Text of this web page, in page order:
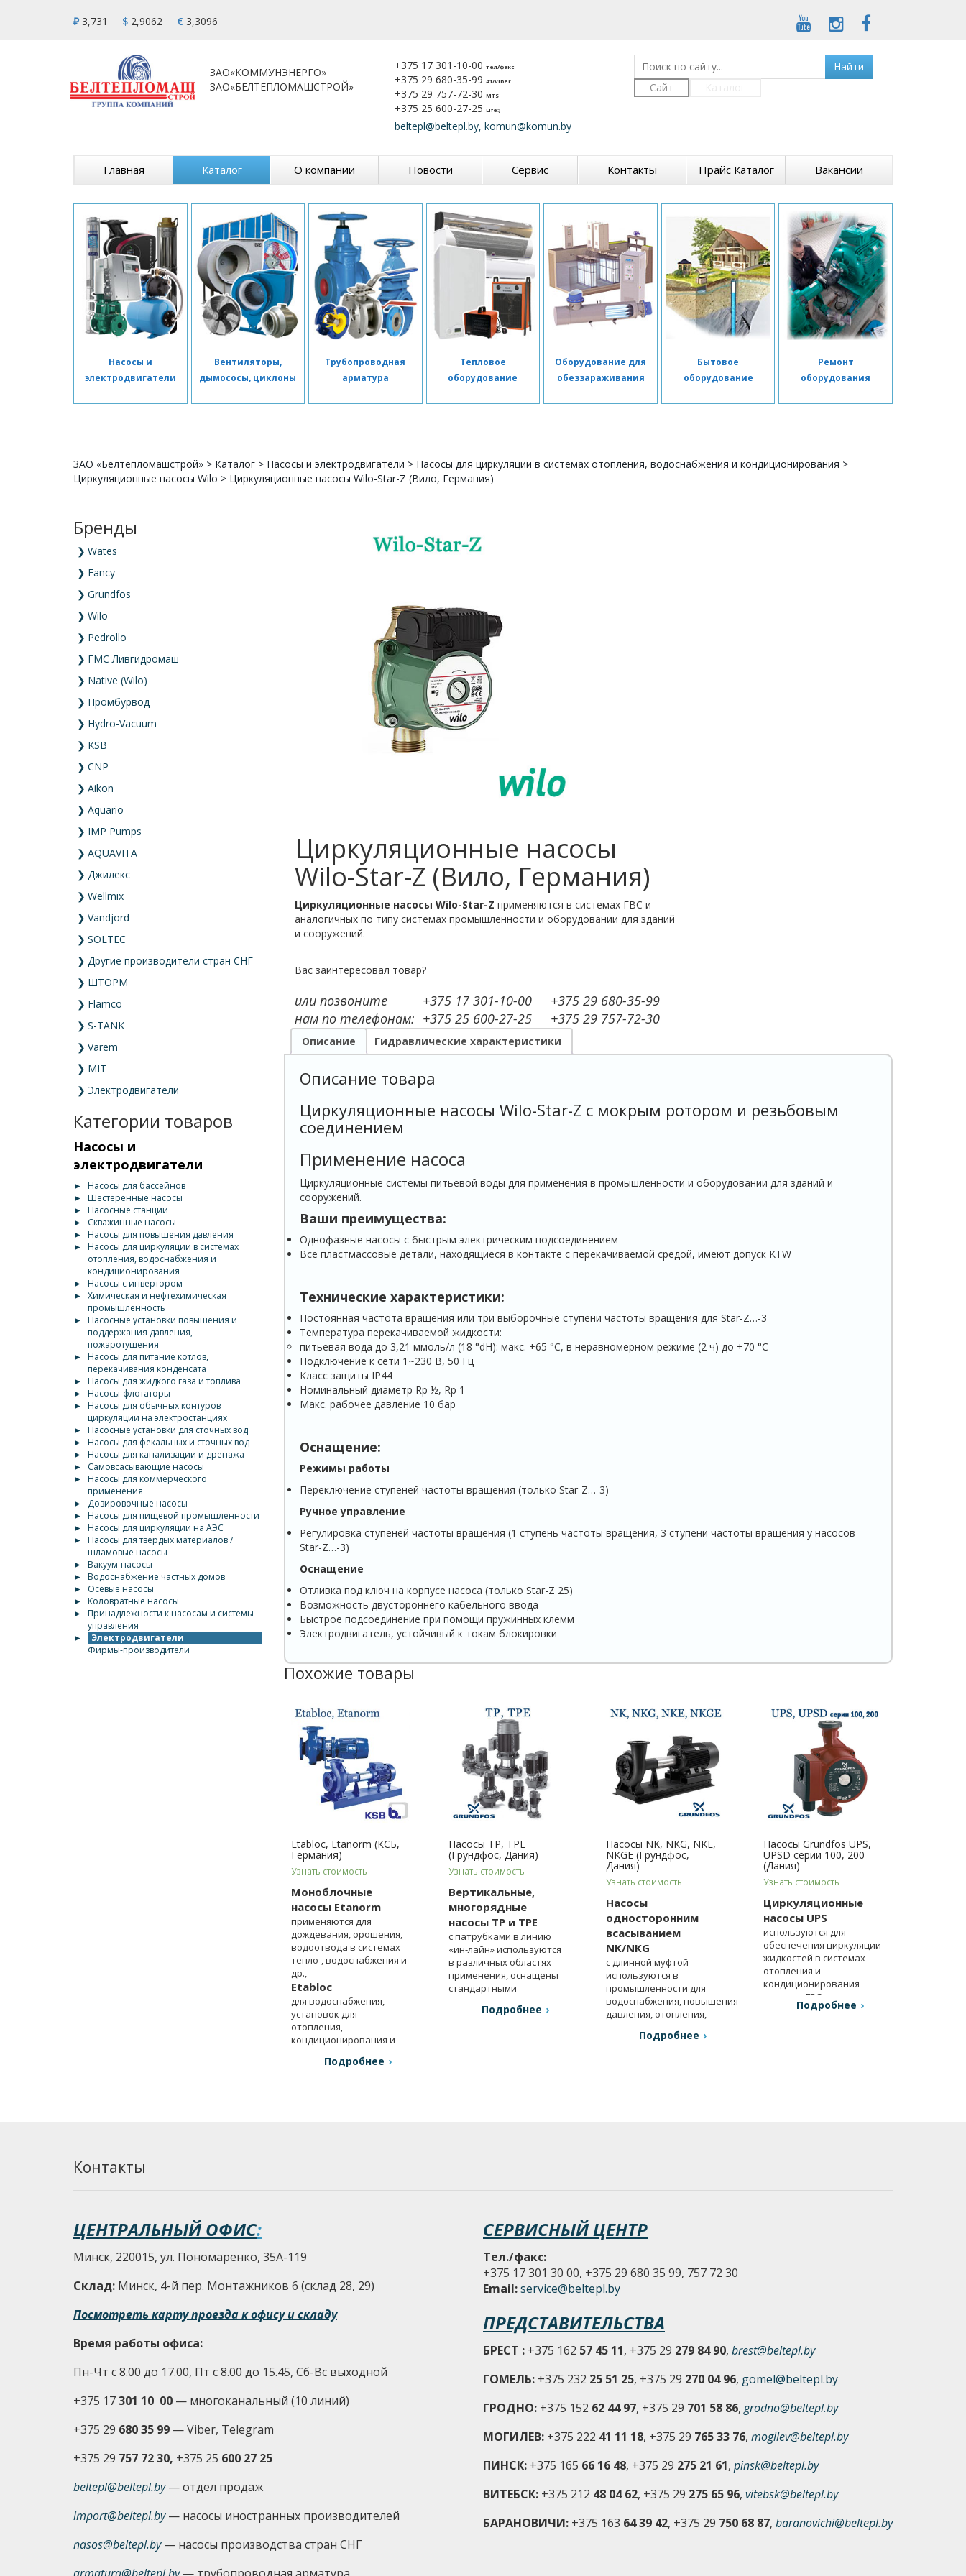
₽ 3,731 $ 2,9062 € 3,3096
ЗАО«КОММУНЭНЕРГО»
ЗАО«БЕЛТЕПЛОМАШСТРОЙ»
+375 17 301-10-00 тел/факс
+375 29 680-35-99 A1/Viber
+375 29 757-72-30 MTS
+375 25 600-27-25 Life:)
beltepl@beltepl.by, komun@komun.by
Найти
Сайт
Главная Каталог О компании Новости Сервис Контакты Прайс Каталог Вакансии
Насосы и
электродвигатели
Вентиляторы,
дымососы, циклоны
Трубопроводная
арматура
Тепловое
оборудование
Оборудование для
обеззараживания
Бытовое
оборудование
Ремонт
оборудования
ЗАО «Белтепломашстрой» > Каталог > Насосы и электродвигатели > Насосы для циркуляции в системах отопления, водоснабжения и кондиционирования >
Циркуляционные насосы Wilo > Циркуляционные насосы Wilo-Star-Z (Вило, Германия)
Бренды
❯ Wates
❯ Fancy
❯ Grundfos
❯ Wilo
❯ Pedrollo
❯ ГМС Ливгидромаш
❯ Native (Wilo)
❯ Промбурвод
❯ Hydro-Vacuum
❯ KSB
❯ CNP
❯ Aikon
❯ Aquario
❯ IMP Pumps
❯ AQUAVITA
❯ Джилекс
❯ Wellmix
❯ Vandjord
❯ SOLTEC
❯ Другие производители стран СНГ
❯ ШТОРМ
❯ Flamco
❯ S-TANK
❯ Varem
❯ MIT
❯ Электродвигатели
Категории товаров
Насосы и
электродвигатели
►
Насосы для бассейнов
►
Шестеренные насосы
►
Насосные станции
►
Скважинные насосы
►
Насосы для повышения давления
►
Насосы для циркуляции в системах
отопления, водоснабжения и
кондиционирования
►
Насосы с инвертором
► Химическая и нефтехимическая
промышленность
►
Насосные установки повышения и
поддержания давления,
пожаротушения
►
Насосы для питание котлов,
перекачивания конденсата
►
Насосы для жидкого газа и топлива
►
Насосы-флотаторы
►
Насосы для обычных контуров
циркуляции на электростанциях
►
Насосные установки для сточных вод
►
Насосы для фекальных и сточных вод
►
Насосы для канализации и дренажа
►
Самовсасывающие насосы
►
Насосы для коммерческого
применения
►
Дозировочные насосы
►
Насосы для пищевой промышленности
►
Насосы для циркуляции на АЭС
►
Насосы для твердых материалов /
шламовые насосы
►
Вакуум-насосы
►
Водоснабжение частных домов
►
Осевые насосы
►
Коловратные насосы
►
Принадлежности к насосам и системы
управления
►
Электродвигатели
Фирмы-производители
Циркуляционные насосы
Wilo-Star-Z (Вило, Германия)
Циркуляционные насосы Wilo-Star-Z применяются в системах ГВС и
аналогичных по типу системах промышленности и оборудовании для зданий
и сооружений.
Вас заинтересовал товар?
или позвоните
нам по телефонам:
+375 17 301-10-00
+375 25 600-27-25
+375 29 680-35-99
+375 29 757-72-30
Описание Гидравлические характеристики
Описание товара
Циркуляционные насосы Wilo-Star-Z с мокрым ротором и резьбовым
соединением
Применение насоса
Циркуляционные системы питьевой воды для применения в промышленности и оборудовании для зданий и
сооружений.
Ваши преимущества:
Однофазные насосы с быстрым электрическим подсоединением
Все пластмассовые детали, находящиеся в контакте с перекачиваемой средой, имеют допуск KTW
Технические характеристики:
Постоянная частота вращения или три выборочные ступени частоты вращения для Star-Z…-3
Температура перекачиваемой жидкости:
питьевая вода до 3,21 ммоль/л (18 °dH): макс. +65 °C, в неравномерном режиме (2 ч) до +70 °C
Подключение к сети 1~230 В, 50 Гц
Класс защиты IP44
Номинальный диаметр Rp ½, Rp 1
Макс. рабочее давление 10 бар
Оснащение:
Режимы работы
Переключение ступеней частоты вращения (только Star-Z…-3)
Ручное управление
Регулировка ступеней частоты вращения (1 ступень частоты вращения, 3 ступени частоты вращения у насосов
Star-Z…-3)
Оснащение
Отливка под ключ на корпусе насоса (только Star-Z 25)
Возможность двустороннего кабельного ввода
Быстрое подсоединение при помощи пружинных клемм
Электродвигатель, устойчивый к токам блокировки
Похожие товары
Etabloc, Etanorm (КСБ,
Германия)
Узнать стоимость
Моноблочные
насосы Etanorm
применяются для
дождевания, орошения,
водоотвода в системах
тепло-, водоснабжения и
др.,
Etabloc
для водоснабжения,
установок для
отопления,
кондиционирования и
Подробнее
Насосы TP, TPE
(Грундфос, Дания)
Узнать стоимость
Вертикальные,
многорядные
насосы TP и TPE
с патрубками в линию
«ин-лайн» используются
в различных областях
применения, оснащены
стандартными
Подробнее
Насосы NK, NKG, NKE,
NKGE (Грундфос,
Дания)
Узнать стоимость
Насосы
односторонним
всасыванием
NK/NKG
с длинной муфтой
используются в
промышленности для
водоснабжения, повышения
давления, отопления,
Подробнее
Насосы Grundfos UPS,
UPSD серии 100, 200
(Дания)
Узнать стоимость
Циркуляционные
насосы UPS
используются для
обеспечения циркуляции
жидкостей в системах
отопления и
кондиционирования
воздуха, ГВС.
Подробнее
Контакты
ЦЕНТРАЛЬНЫЙ ОФИС:
Минск, 220015, ул. Пономаренко, 35А-119
Склад: Минск, 4-й пер. Монтажников 6 (склад 28, 29)
Посмотреть карту проезда к офису и складу
Время работы офиса:
Пн-Чт с 8.00 до 17.00, Пт с 8.00 до 15.45, Сб-Вс выходной
+375 17301 10 00 — многоканальный (10 линий)
+375 29 680 35 99 — Viber, Telegram
+375 29 757 72 30, +375 25 600 27 25
beltepl@beltepl.by— отдел продаж
import@beltepl.by— насосы иностранных производителей
nasos@beltepl.by— насосы производства стран СНГ
СЕРВИСНЫЙ ЦЕНТР
Тел./факс:
+375 17 301 30 00, +375 29 680 35 99, 757 72 30
Email:service@beltepl.by
ПРЕДСТАВИТЕЛЬСТВА
БРЕСТ : +375 162 57 45 11, +375 29 279 84 90, brest@beltepl.by
ГОМЕЛЬ: +375 232 25 51 25, +375 29 270 04 96, gomel@beltepl.by
ГРОДНО: +375 152 62 44 97, +375 29 701 58 86, grodno@beltepl.by
МОГИЛЕВ: +375 222 41 11 18, +375 29 765 33 76, mogilev@beltepl.by
ПИНСК: +375 165 66 16 48, +375 29 275 21 61, pinsk@beltepl.by
ВИТЕБСК: +375 212 48 04 62, +375 29 275 65 96, vitebsk@beltepl.by
БАРАНОВИЧИ: +375 163 64 39 42, +375 29 750 68 87, baranovichi@beltepl.by